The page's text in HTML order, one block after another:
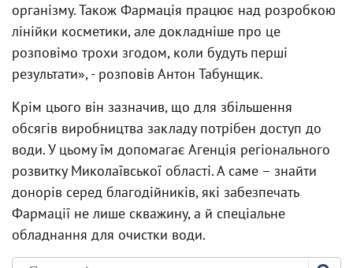
організму. Також Фармація працює над розробкою
лінійки косметики, але докладніше про це
розповімо трохи згодом, коли будуть перші
результати», - розповів Антон Табунщик.
Крім цього він зазначив, що для збільшення
обсягів виробництва закладу потрібен доступ до
води. У цьому їм допомагає Агенція регіонального
розвитку Миколаївської області. А саме – знайти
донорів серед благодійників, які забезпечать
Фармації не лише скважину, а й спеціальне
обладнання для очистки води.